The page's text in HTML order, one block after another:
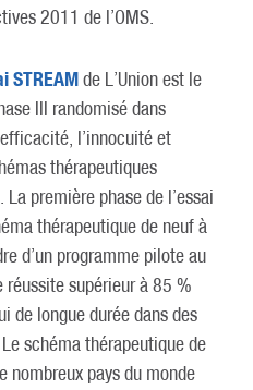
2011 de l’OMS.
STREAMde L’Union est le
III randomisé dans
l’innocuité et
thérapeutiques
première phase de l’essai
thérapeutique de neuf à
d’un programme pilote au
réussite supérieur à 85 %
de longue durée dans des
schéma thérapeutique de
nombreux pays du monde